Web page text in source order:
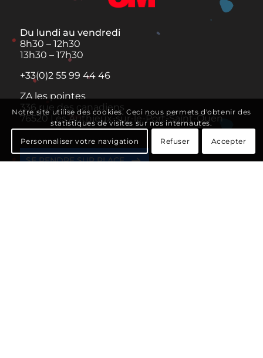
Du lundi au vendredi
8h30 – 12h30
13h30 – 17h30
+33(0)2 55 99 44 46
ZA les pointes
336 rue des canadiens
76520 Les Authieux-sur-le-Port-Saint-Ouen
SE RENDRE SUR PLACE
Notre site utilise des cookies. Ceci nous permets d'obtenir des
statistiques de visites sur nos internautes.
Personnaliser votre navigation Refuser Accepter